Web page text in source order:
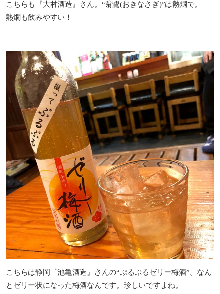
こちらも『大村酒造』さん。“翁鷺(おきなさぎ)”は熱燗で。
熱燗も飲みやすい！
こちらは静岡『池亀酒造』さんの“ぷるぷるゼリー梅酒”。なん
とゼリー状になった梅酒なんです。珍しいですよね。